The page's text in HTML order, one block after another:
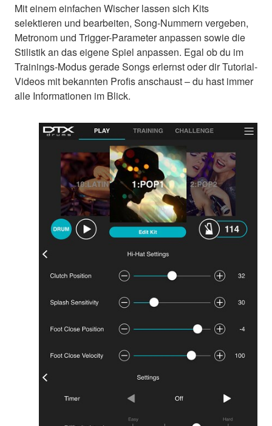
Mit einem einfachen Wischer lassen sich Kits
selektieren und bearbeiten, Song-Nummern vergeben,
Metronom und Trigger-Parameter anpassen sowie die
Stilistik an das eigene Spiel anpassen. Egal ob du im
Trainings-Modus gerade Songs erlernst oder dir Tutorial-
Videos mit bekannten Profis anschaust – du hast immer
alle Informationen im Blick.